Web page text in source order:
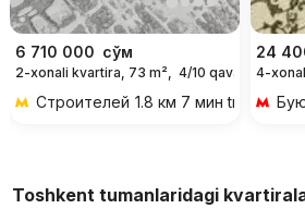
6 710 000 сўм
2-xonali kvartira, 73 m², 4/10 qavat For days
Строителей 1.8 км 7 мин
24
4-
Toshkent tumanlaridagi